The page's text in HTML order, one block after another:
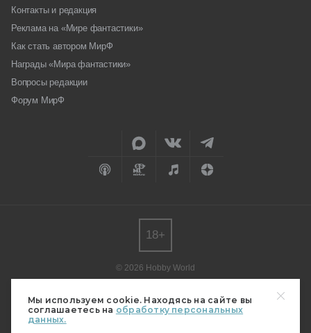
Мы используем cookie. Находясь на сайте вы
соглашаетесь на обработку персональных
данных.
Контакты и редакция
Реклама на «Мире фантастики»
Как стать автором МирФ
Награды «Мира фантастики»
Вопросы редакции
Форум МирФ
© 2026 Hobby World
редакции.
Мнение авторов может не совпадать с мнением редакции.
Свидетельство о регистрации СМИ серия Эл № ФС77-82485
18+